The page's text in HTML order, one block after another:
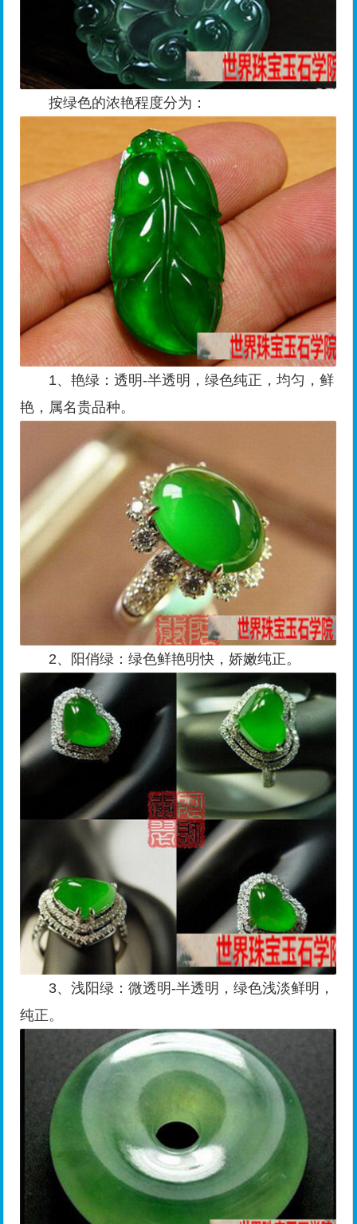
按绿色的浓艳程度分为：
1、艳绿：透明-半透明，绿色纯正，均匀，鲜
艳，属名贵品种。
2、阳俏绿：绿色鲜艳明快，娇嫩纯正。
3、浅阳绿：微透明-半透明，绿色浅淡鲜明，
纯正。